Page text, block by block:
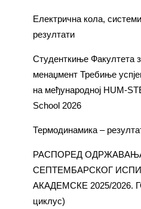
Електрична кола,
резултати
Студенткиње Факултета
менаџмент Требиње
на међународној HUM-
School 2026
Термодинамика –
РАСПОРЕД
СЕПТЕМБАРСКОГ
АКАДЕМСКЕ 2025/2026.
циклус)